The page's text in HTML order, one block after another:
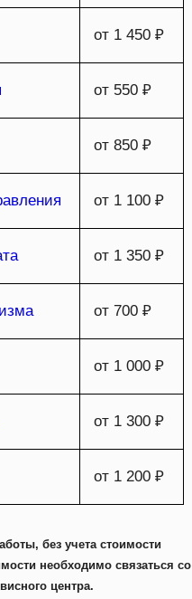
от 1 450 ₽
от 550 ₽
от 850 ₽
от 1 100 ₽
от 1 350 ₽
от 700 ₽
от 1 000 ₽
от 1 300 ₽
от 1 200 ₽
без учета стоимости
необходимо связаться со
центра.